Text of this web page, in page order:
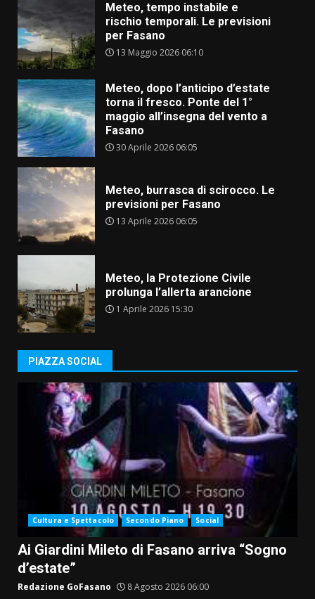
Meteo, tempo instabile e
rischio temporali. Le previsioni
per Fasano
13 Maggio 2026 06:10
Meteo, dopo l’anticipo d’estate
torna il fresco. Ponte del 1°
maggio all’insegna del vento a
Fasano
30 Aprile 2026 06:05
Meteo, burrasca di scirocco. Le
previsioni per Fasano
13 Aprile 2026 06:05
Meteo, la Protezione Civile
prolunga l’allerta arancione
1 Aprile 2026 15:30
PIAZZA SOCIAL
Cultura e Spettacolo Secondo Piano Social
Ai Giardini Mileto di Fasano arriva “Sogno
d’estate”
Redazione GoFasano 8 Agosto 2026 06:00